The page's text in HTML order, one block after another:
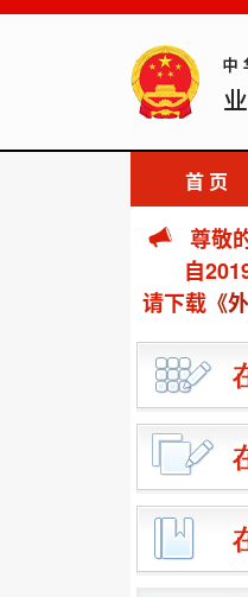
首 页
尊敬
自2019
请下载 《